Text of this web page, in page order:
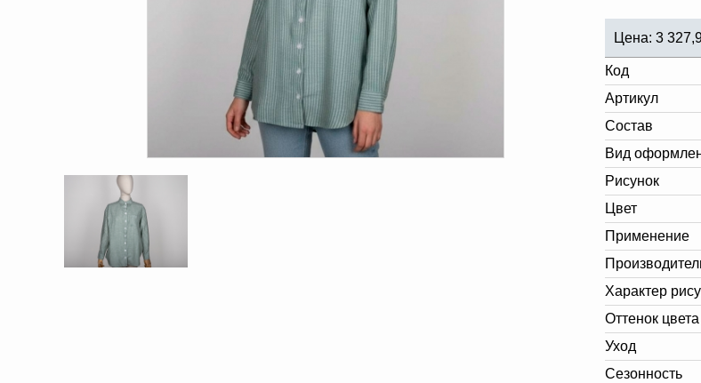
Цена: 3
Код
Артикул
Состав
Вид
Рисунок
Цвет
Применение
Характер
Оттенок цвета
Уход
Сезонность